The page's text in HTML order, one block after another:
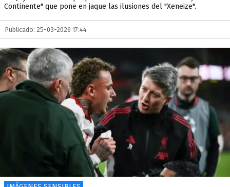
Continente" que pone en jaque las ilusiones del "Xeneize".
Publicado: 25-03-2026 17:44